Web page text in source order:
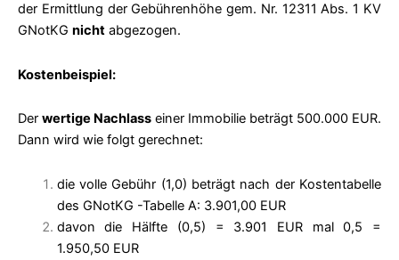
der Ermittlung der Gebührenhöhe gem. Nr. 12311 Abs. 1 KV
GNotKG nicht abgezogen.
Kostenbeispiel:
Der wertige Nachlass einer Immobilie beträgt 500.000 EUR.
Dann wird wie folgt gerechnet:
die volle Gebühr (1,0) beträgt nach der Kostentabelle
des GNotKG -Tabelle A: 3.901,00 EUR
davon die Hälfte (0,5) = 3.901 EUR mal 0,5 =
1.950,50 EUR